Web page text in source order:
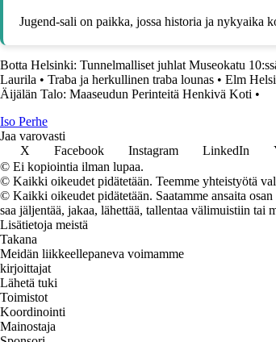
Jugend-sali on paikka, jossa historia ja nykyaika
Botta Helsinki: Tunnelmalliset juhlat Museokatu
Laurila • Traba ja herkullinen traba lounas • Elm
Äijälän Talo: Maaseudun Perinteitä Henkivä Koti •
Iso Perhe
Jaa varovasti
X
Facebook Instagram LinkedIn
© Ei kopiointia ilman lupaa.
© Kaikki oikeudet pidätetään. Teemme yhteistyötä
© Kaikki oikeudet pidätetään. Saatamme ansaita
saa jäljentää, jakaa, lähettää, tallentaa välimuistiin tai
Lisätietoja meistä
Takana
Meidän liikkeellepaneva voimamme
kirjoittajat
Lähetä tuki
Toimistot
Koordinointi
Mainostaja